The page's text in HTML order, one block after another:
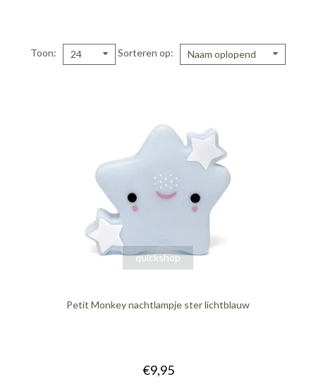
Toon 24 Sorteren op Naam oplopend
quickshop
Petit Monkey nachtlampje ster lichtblauw
€9,95